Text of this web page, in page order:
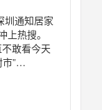
圳通知居家
热搜。
敢看今天
市”…